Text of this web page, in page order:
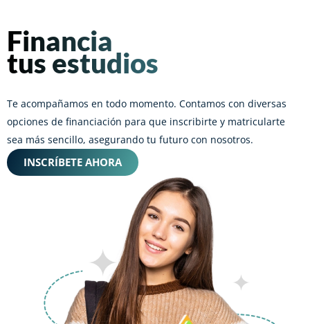
Financia
tus estudios
Te acompañamos en todo momento. Contamos con diversas
opciones de financiación para que inscribirte y matricularte
sea más sencillo, asegurando tu futuro con nosotros.
INSCRÍBETE AHORA